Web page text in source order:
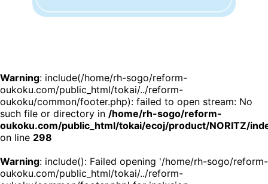
Warning: include(/home/rh-sogo/reform-
oukoku.com/public_html/tokai/../reform-
oukoku/common/footer.php): failed to open stream: No
such file or directory in /home/rh-sogo/reform-
oukoku.com/public_html/tokai/ecoj/product/NORITZ/
on line 298
Warning: include(): Failed opening '/home/rh-sogo/reform-
oukoku.com/public_html/tokai/../reform-